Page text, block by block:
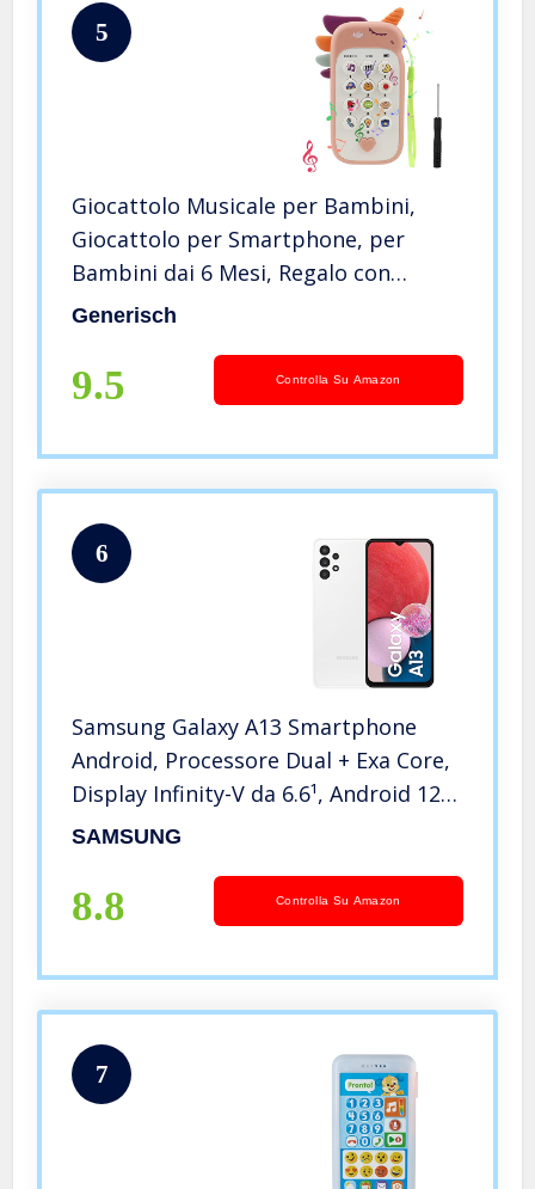
5
Giocattolo Musicale per Bambini,
Giocattolo per Smartphone, per
Bambini dai 6 Mesi, Regalo con
Canzoni, Suoni e luci Lampeggianti
Generisch
9.5 Controlla Su Amazon
6
Samsung Galaxy A13 Smartphone
Android, Processore Dual + Exa Core,
Display Infinity-V da 6.6¹, Android 12,
4GB RAM, 128GB di Memoria interna
White [Versione italiana]
SAMSUNG
8.8 Controlla Su Amazon
7